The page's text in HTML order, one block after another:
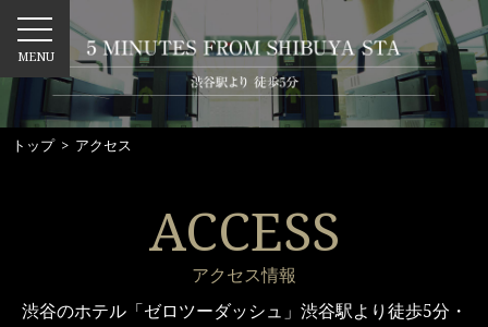
MENU
トップ> アクセス
ACCESS
アクセス情報
渋谷のホテル「ゼロツーダッシュ」渋谷駅より徒歩5分・